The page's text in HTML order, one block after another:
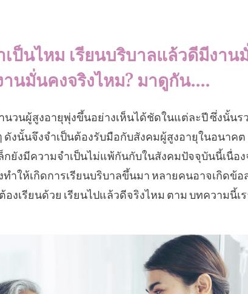
เป็นไหม เรียนบริบาลแล้วดีมีงาน
นมั่นคงจริงไหม? มาดูกัน….
นวนผู้สูงอายุพุ่งขึ้นอย่างเห็นได้ชัดในแต่ละปี ซึ่งนั้นร
งนั้นจึงจำเป็นต้องรับมือกับสังคมผู้สูงอายุในอนาค
กยังมีความจำเป็นไม่แพ้กันกับในสังคมปัจจุบันนี้เนื่
ำให้เกิดการเรียนบริบาลขึ้นมา หลายคนอาจเกิดข้อ
องเรียนด้วย เรียนไปแล้วดีจริงไหม ตาม บทความนี้เ